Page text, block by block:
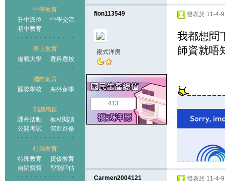
中學教育
升中派位
中學交流
初中教育
專上教育
備戰大學
選科選校
國際教育
國際學校
海外留學
知識增值
課外活動
教材閱讀
公開考試
深造進修
特殊教育
特殊教育
資優教育
自閉寶寶
智能評估
fion113549
複式洋房
413
發表於 11-4-
我都想問
師資就唔
Carmen2004121 發表於 11-4-